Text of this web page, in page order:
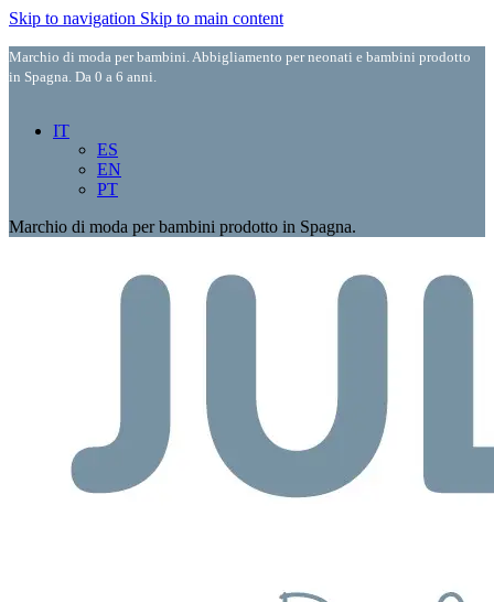
Skip to navigation Skip to main content
Marchio di moda per bambini. Abbigliamento per neonati e bambini prodotto
in Spagna. Da 0 a 6 anni.
IT
ES
EN
PT
Marchio di moda per bambini prodotto in Spagna.